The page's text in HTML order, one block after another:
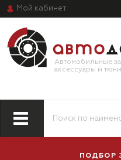
Мой кабинет
Автомобильные
аксессуары и
ПОДБОР